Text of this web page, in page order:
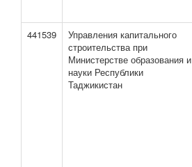
441539
Управления капитального
строительства при
Министерстве образования и
науки Республики
Таджикистан